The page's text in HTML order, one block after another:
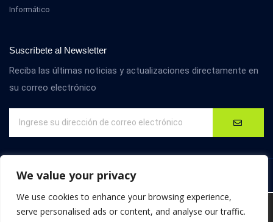
We value your privacy
We use cookies to enhance your browsing experience,
serve personalised ads or content, and analyse our traffic.
Informático
Suscríbete al Newsletter
Reciba las últimas noticias y actualizaciones directamente en
su correo electrónico
Utilizamos cookies para ofrecerte la mejor experiencia en
nuestra web.